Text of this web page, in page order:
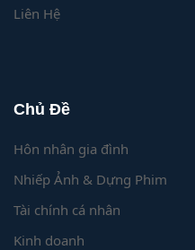
Liên Hệ
Chủ Đề
Hôn nhân gia đình
Nhiếp Ảnh & Dựng Phim
Tài chính cá nhân
Kinh doanh